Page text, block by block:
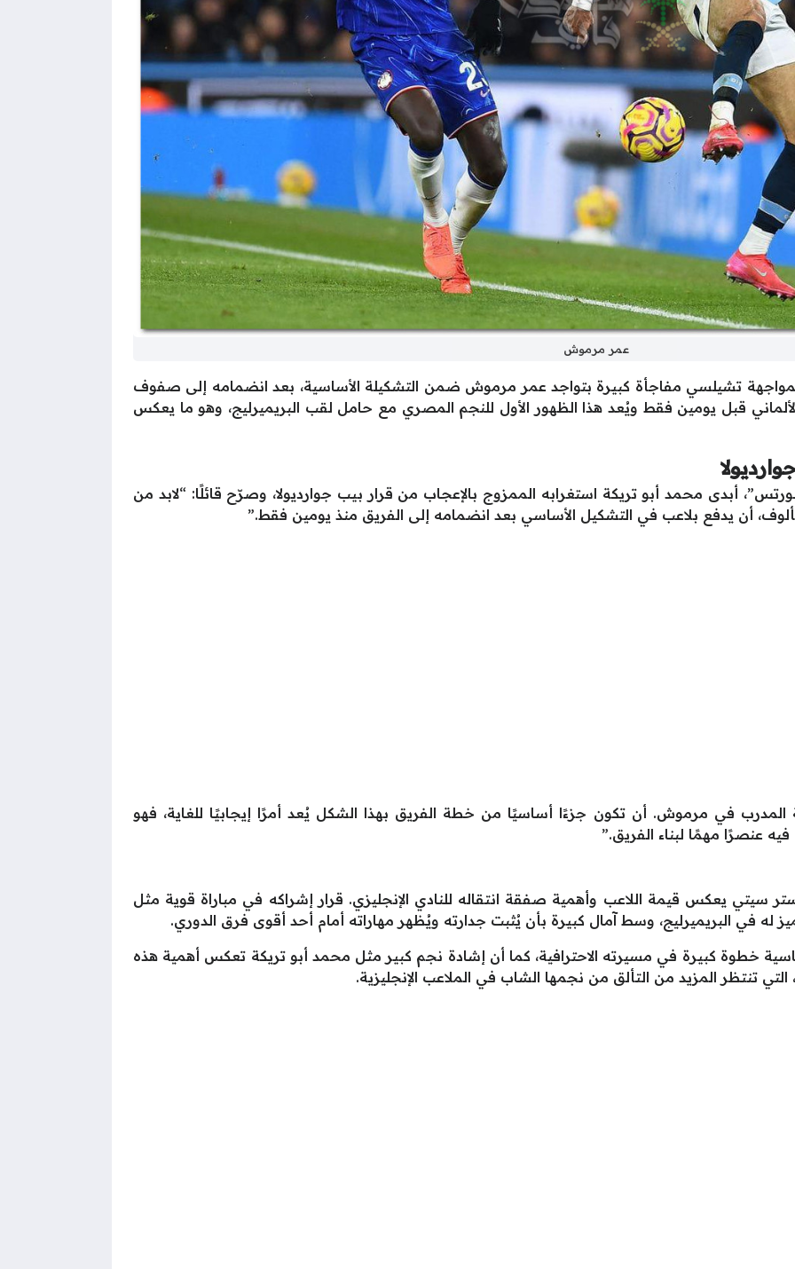
عمر مرموش
تشيلسي مفاجأة كبيرة بتواجد عمر مرموش ضمن التشكيلة الأساسية، بعد انضمامه إلى صفوف
قبل يومين فقط ويُعد هذا الظهور الأول للنجم المصري مع حامل لقب البريميرليج، وهو ما يعكس
أبدى محمد أبو تريكة استغرابه الممزوج بالإعجاب من قرار بيب جوارديولا، وصرّح قائلًا: “لابد من
أن يدفع بلاعب في التشكيل الأساسي بعد انضمامه إلى الفريق منذ يومين فقط.”
في مرموش. أن تكون جزءًا أساسيًا من خطة الفريق بهذا الشكل يُعد أمرًا إيجابيًا للغاية، فهو
عنصرًا مهمًا لبناء الفريق.”
سيتي يعكس قيمة اللاعب وأهمية صفقة انتقاله للنادي الإنجليزي. قرار إشراكه في مباراة قوية مثل
في البريميرليج، وسط آمال كبيرة بأن يُثبت جدارته ويُظهر مهاراته أمام أحد أقوى فرق الدوري.
خطوة كبيرة في مسيرته الاحترافية، كما أن إشادة نجم كبير مثل محمد أبو تريكة تعكس أهمية هذه
تنتظر المزيد من التألق من نجمها الشاب في الملاعب الإنجليزية.